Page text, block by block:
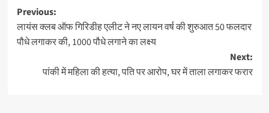
Post
navigation
Previous:
लायंस क्लब ऑफ गिरिडीह एलीट ने नए लायन वर्ष की शुरुआत 50 फलदार
पौधे लगाकर की, 1000 पौधे लगाने का लक्ष्य
Next:
पांकी में महिला की हत्या, पति पर आरोप, घर में ताला लगाकर फरार